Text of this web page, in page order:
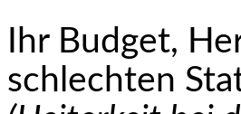
Ihr Budget,
schlechten